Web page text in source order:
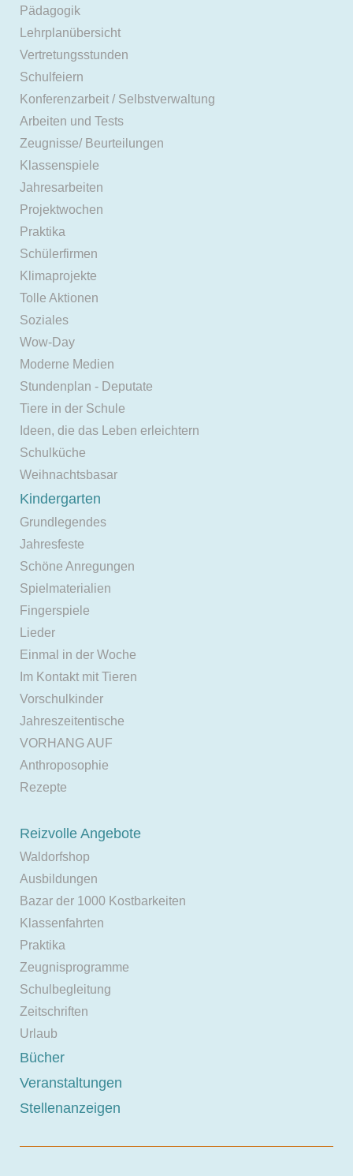
Pädagogik
Lehrplanübersicht
Vertretungsstunden
Schulfeiern
Konferenzarbeit / Selbstverwaltung
Arbeiten und Tests
Zeugnisse/ Beurteilungen
Klassenspiele
Jahresarbeiten
Projektwochen
Praktika
Schülerfirmen
Klimaprojekte
Tolle Aktionen
Soziales
Wow-Day
Moderne Medien
Stundenplan - Deputate
Tiere in der Schule
Ideen, die das Leben erleichtern
Schulküche
Weihnachtsbasar
Kindergarten
Grundlegendes
Jahresfeste
Schöne Anregungen
Spielmaterialien
Fingerspiele
Lieder
Einmal in der Woche
Im Kontakt mit Tieren
Vorschulkinder
Jahreszeitentische
VORHANG AUF
Anthroposophie
Rezepte
Reizvolle Angebote
Waldorfshop
Ausbildungen
Bazar der 1000 Kostbarkeiten
Klassenfahrten
Praktika
Zeugnisprogramme
Schulbegleitung
Zeitschriften
Urlaub
Bücher
Veranstaltungen
Stellenanzeigen